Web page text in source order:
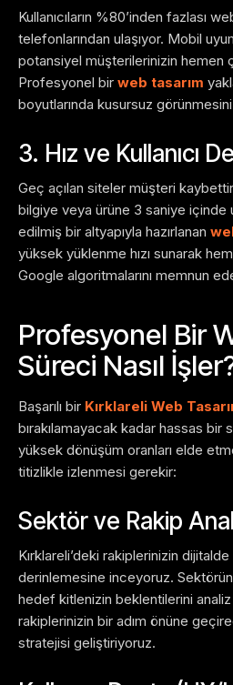
Kullanıcıların %80’inden fazlası
telefonlarından ulaşıyor. Mobil
potansiyel müşterilerinizin hemen
Profesyonel bir web tasarım
boyutlarında kusursuz
3. Hız ve Kullanıcı
Geç açılan siteler müşteri
bilgiye veya ürüne 3 saniye içinde
edilmiş bir altyapıyla hazırlanan
yüksek yüklenme hızı sunarak hem
Google algoritmalarını memnun
Profesyonel Bir
Süreci Nasıl
Başarılı bir Kırklareli Web
bırakılamayacak kadar hassas bir
yüksek dönüşüm oranları elde
titizlikle izlenmesi gerekir:
Sektör ve Rakip
Kırklareli’deki rakiplerinizin dijitalde
derinlemesine inceyoruz.
hedef kitlenizin beklentilerini
rakiplerinizin bir adım önüne
stratejisi geliştiriyoruz.